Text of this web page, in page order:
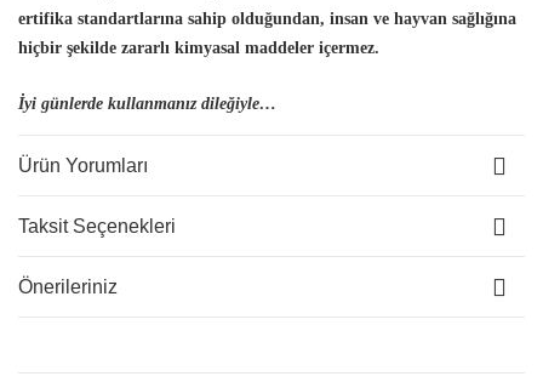
ertifika standartlarına sahip olduğundan, insan ve hayvan sağlığına
hiçbir şekilde zararlı kimyasal maddeler içermez.
İyi günlerde kullanmanız dileğiyle…
Ürün Yorumları
Taksit Seçenekleri
Önerileriniz